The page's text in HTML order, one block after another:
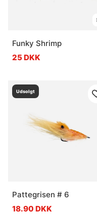
Funky Shrimp
25 DKK
Udsolgt
Pattegrisen # 6
18.90 DKK